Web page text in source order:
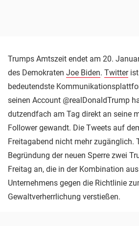
Trumps Amtszeit endet am 20.
des Demokraten Joe Biden. Twitterist
bedeutendste
seinen Account @realDonaldTrump
dutzendfach am Tag direkt an seine
Follower gewandt. Die Tweets auf
Freitagabend nicht mehr zugänglich.
Begründung der neuen Sperre zwei
Freitag an, die in der Kombination
Unternehmens gegen die Richtlinie
Gewaltverherrlichung verstießen.